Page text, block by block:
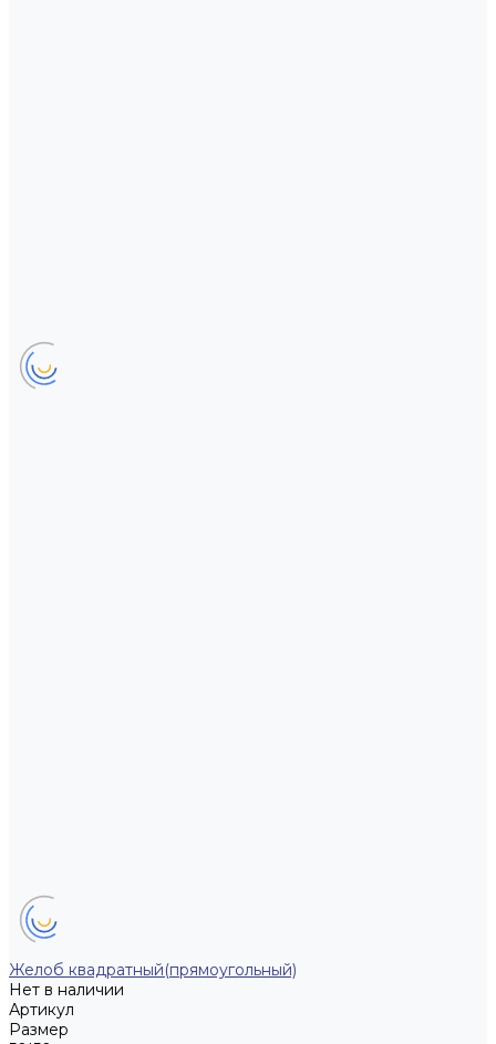
Желоб квадратный(прямоугольный)
Нет в наличии
Артикул
Размер